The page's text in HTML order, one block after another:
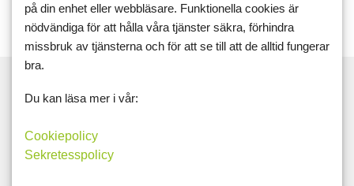
Sök
på din enhet eller webbläsare. Funktionella cookies är
nödvändiga för att hålla våra tjänster säkra, förhindra
missbruk av tjänsterna och för att se till att de alltid fungerar
bra.
Du kan läsa mer i vår:
Cookiepolicy
Sekretesspolicy